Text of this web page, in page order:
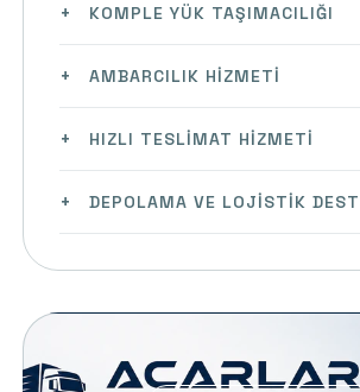
KOMPLE YÜK TAŞIMACILIĞI
AMBARCILIK HIZMETI
HIZLI TESLIMAT HIZMETI
DEPOLAMA VE LOJISTIK